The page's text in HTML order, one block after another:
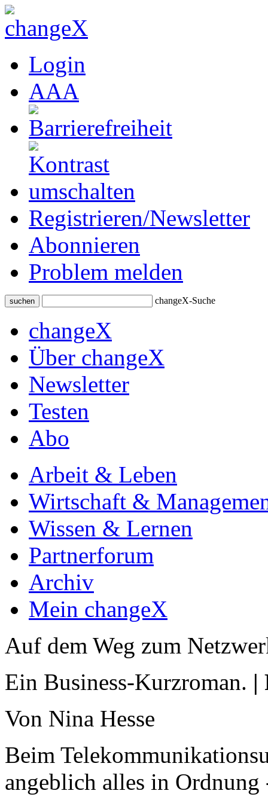
Login
AAA
Registrieren/Newsletter
Abonnieren
Problem melden
suchen changeX-Suche
changeX
Über changeX
Newsletter
Testen
Abo
Arbeit & Leben
Wirtschaft &
Wissen & Lernen
Partnerforum
Archiv
Mein changeX
Auf dem Weg zum
Ein Business-Kurzroman. |
Von Nina Hesse
Beim
angeblich alles in